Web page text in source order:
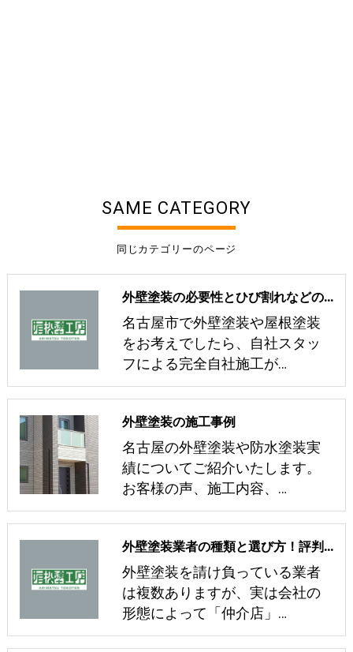
同じカテゴリーのページ
SAME CATEGORY
外壁塗装の必要性とひび割れなどのある外壁を放置する危険性
名古屋市で外壁塗装や屋根塗装
をお考えでしたら、自社スタッ
フによる完全自社施工が…
外壁塗装の施工事例
名古屋の外壁塗装や防水塗装実
績についてご紹介いたします。
お客様の声、施工内容、…
外壁塗装業者の種類と選び方！評判の会社で無料見積もり！
外壁塗装を請け負っている業者
は複数ありますが、実は会社の
形態によって「仲介店」…